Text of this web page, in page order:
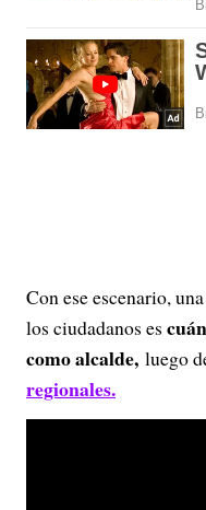
Con ese escenario,
los ciudadanos es
como alcalde, luego
regionales.